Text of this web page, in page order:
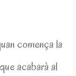
comença la
acabarà al